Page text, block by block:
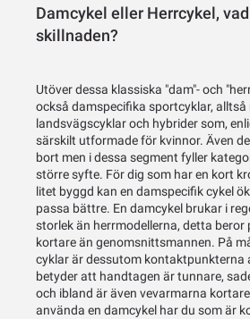
Damcykel eller Herrcykel,
skillnaden?
Utöver dessa klassiska "dam"- och
också damspecifika sportcyklar, alltså
landsvägscyklar och hybrider som,
särskilt utformade för kvinnor. Även
bort men i dessa segment fyller
större syfte. För dig som har en kort
litet byggd kan en damspecifik cykel
passa bättre. En damcykel brukar i
storlek än herrmodellerna, detta beror
kortare än genomsnittsmannen. På
cyklar är dessutom kontaktpunkterna
betyder att handtagen är tunnare,
och ibland är även vevarmarna
använda en damcykel har du som är